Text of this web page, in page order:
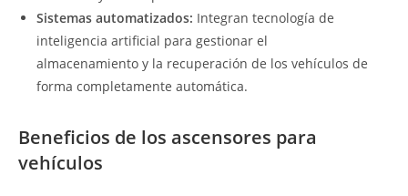
Sistemas automatizados: Integran tecnología de
inteligencia artificial para gestionar el
almacenamiento y la recuperación de los vehículos de
forma completamente automática.
Beneficios de los ascensores para
vehículos